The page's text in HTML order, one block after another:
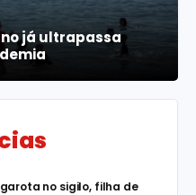
já ultrapassa
no sigilo, filha de